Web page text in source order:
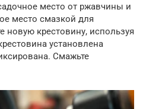
место от ржавчины и
место смазкой для
новую крестовину, используя
установлена
Смажьте